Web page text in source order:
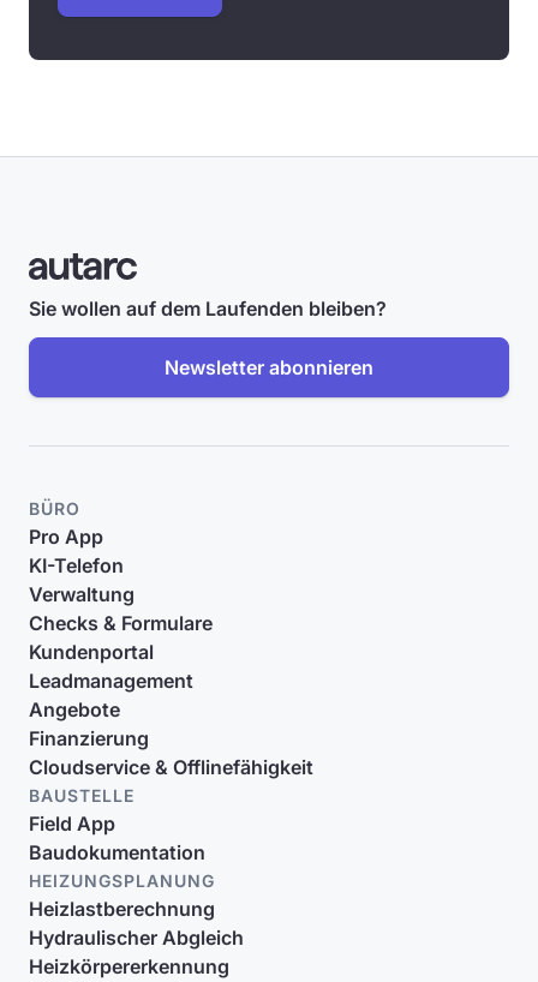
Sie wollen auf dem Laufenden bleiben?
Newsletter abonnieren
BÜRO
Pro App
KI-Telefon
Verwaltung
Checks & Formulare
Kundenportal
Leadmanagement
Angebote
Finanzierung
Cloudservice & Offlinefähigkeit
BAUSTELLE
Field App
Baudokumentation
HEIZUNGSPLANUNG
Heizlastberechnung
Hydraulischer Abgleich
Heizkörpererkennung